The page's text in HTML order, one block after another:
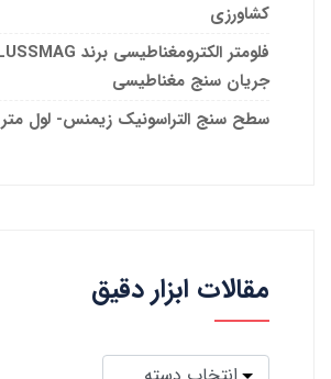
کشاورزی
جریان سنج مغناطیسی
سطح سنج التراسونیک زیمنس- لول متر
مقالات ابزار دقیق